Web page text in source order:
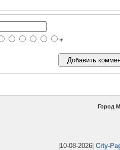
+
Город
|10-08-2026| City-